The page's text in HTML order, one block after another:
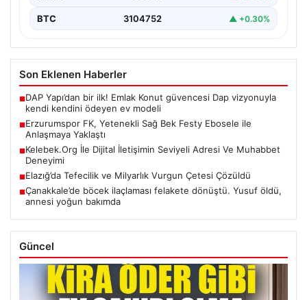
BTC 3104752 ▲ +0.30%
Son Eklenen Haberler
■DAP Yapı’dan bir ilk! Emlak Konut güvencesi Dap vizyonuyla
kendi kendini ödeyen ev modeli
■Erzurumspor FK, Yetenekli Sağ Bek Festy Ebosele ile
Anlaşmaya Yaklaştı
■Kelebek.Org İle Dijital İletişimin Seviyeli Adresi Ve Muhabbet
Deneyimi
■Elazığ’da Tefecilik ve Milyarlık Vurgun Çetesi Çözüldü
■Çanakkale’de böcek ilaçlaması felakete dönüştü. Yusuf öldü,
annesi yoğun bakımda
Güncel